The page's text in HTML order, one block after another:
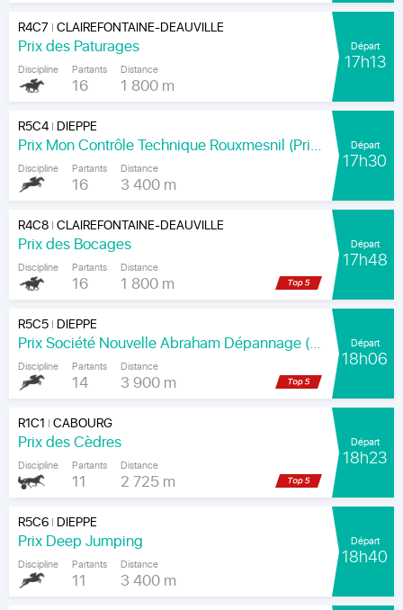
R4C7 |CLAIREFONTAINE-DEAUVILLE
Prix des Paturages
Discipline Partants
16
Distance
1 800 m
Départ
17h13
R5C4| DIEPPE
Prix Mon Contrôle Technique Rouxmesnil (Prix Jean de la Rochefoucauld)
Discipline Partants
16
Distance
3 400 m
Départ
17h30
R4C8|CLAIREFONTAINE-DEAUVILLE
Prix des Bocages
Discipline Partants
16
Distance
1 800 m
Départ
17h48
R5C5| DIEPPE
Prix Société Nouvelle Abraham Dépannage (Prix Arenice)
Discipline Partants
14
Distance
3 900 m
Départ
18h06
R1C1 |CABOURG
Prix des Cèdres
Discipline Partants
11
Distance
2 725 m
Départ
18h23
R5C6| DIEPPE
Prix Deep Jumping
Discipline Partants
11
Distance
3 400 m
Départ
18h40